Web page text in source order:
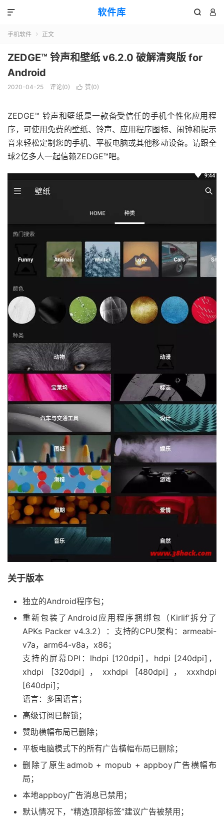
软件库  

手机软件  正文
ZEDGE™ 铃声和壁纸 v6.2.0 破解清爽版 for
Android
2020-04-25 评论(0)  赞(0)
ZEDGE™ 铃声和壁纸是一款备受信任的手机个性化应用程
序，可使用免费的壁纸、铃声、应用程序图标、闹钟和提示
音来轻松定制您的手机、平板电脑或其他移动设备。请跟全
球2亿多人一起信赖ZEDGE™吧。
关于版本
独立的Android程序包；
重新包装了Android应用程序捆绑包（KirIif’拆分了
APKs Packer v4.3.2）：支持的CPU架构：armeabi-
v7a，arm64-v8a，x86；
支持的屏幕DPI：lhdpi [120dpi]，hdpi [240dpi]，
xhdpi [320dpi]，xxhdpi [480dpi]，xxxhdpi
[640dpi]；
语言：多国语言；
高级订阅已解锁；
赞助横幅布局已删除；
平板电脑模式下的所有广告横幅布局已删除；
删除了原生admob + mopub + appboy广告横幅布
局；
本地appboy广告消息已禁用；
默认情况下，“精选顶部标签”建议广告被禁用；